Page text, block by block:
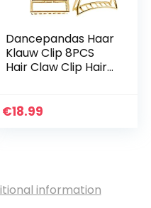
Dancepandas Haar
Klauw Clip 8PCS
Hair Claw Clip Hair
Accessories
€18.99
information